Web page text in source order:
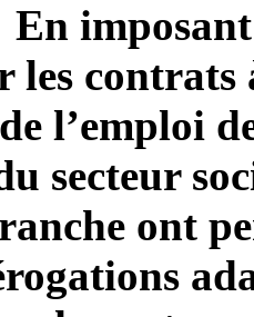
En
les
l’emploi
secteur
ont